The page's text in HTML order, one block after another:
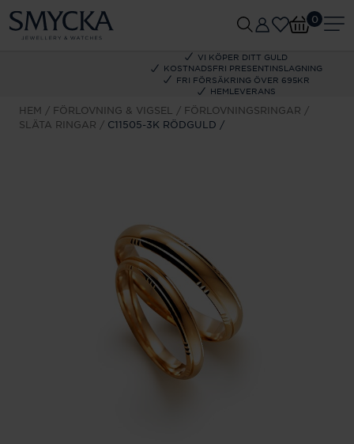
VI KÖPER DITT GULD
KOSTNADSFRI PRESENTINSLAGNING
FRI FÖRSÄKRING ÖVER 695KR
HEMLEVERANS
0
HEM FÖRLOVNING & VIGSEL
FÖRLOVNINGSRINGAR
SLÄTA RINGAR
C11505-3K RÖDGULD